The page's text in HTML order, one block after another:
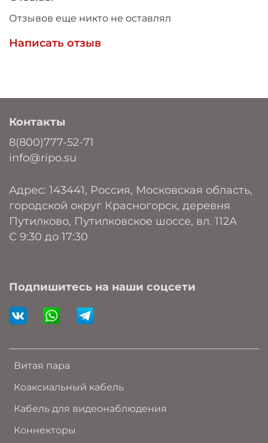
Тип вилки: CEE 7/16
Длина: 3.0 м
Цвет: черный
Отзывов еще никто не оставлял
Написать отзыв
Витая пара
Коаксиальный кабель
Кабель для видеонаблюдения
Коннекторы
Контакты
8(800)777-52-71
info@ripo.su
Адрес: 143441, Россия, Московская область,
городской округ Красногорск, деревня
Путилково, Путилковское шоссе, вл. 112А
C 9:30 до 17:30
Подпишитесь на наши соцсети